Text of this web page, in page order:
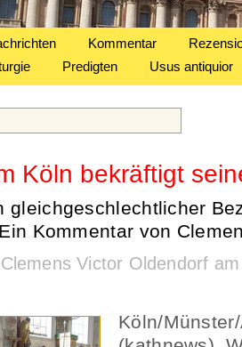
Kommentar
Predigten Usus antiquior
Köln bekräftigt
gleichgeschlechtlicher
Kommentar von
Victor Oldendorf
Köln/